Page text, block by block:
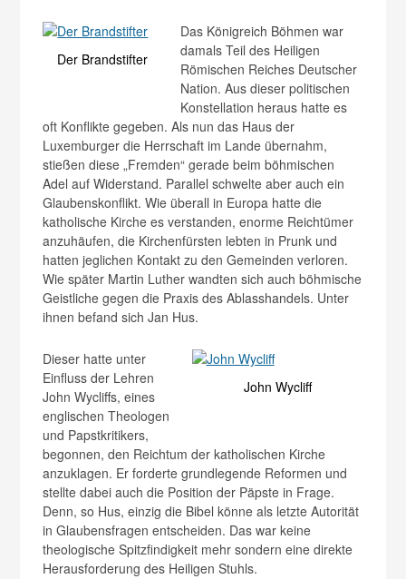
Der Brandstifter
Das Königreich Böhmen war
damals Teil des Heiligen
Römischen Reiches Deutscher
Nation. Aus dieser politischen
Konstellation heraus hatte es
oft Konflikte gegeben. Als nun das Haus der
Luxemburger die Herrschaft im Lande übernahm,
stießen diese „Fremden“ gerade beim böhmischen
Adel auf Widerstand. Parallel schwelte aber auch ein
Glaubenskonflikt. Wie überall in Europa hatte die
katholische Kirche es verstanden, enorme Reichtümer
anzuhäufen, die Kirchenfürsten lebten in Prunk und
hatten jeglichen Kontakt zu den Gemeinden verloren.
Wie später Martin Luther wandten sich auch böhmische
Geistliche gegen die Praxis des Ablasshandels. Unter
ihnen befand sich Jan Hus.
John Wycliff
Dieser hatte unter
Einfluss der Lehren
John Wycliffs, eines
englischen Theologen
und Papstkritikers,
begonnen, den Reichtum der katholischen Kirche
anzuklagen. Er forderte grundlegende Reformen und
stellte dabei auch die Position der Päpste in Frage.
Denn, so Hus, einzig die Bibel könne als letzte Autorität
in Glaubensfragen entscheiden. Das war keine
theologische Spitzfindigkeit mehr sondern eine direkte
Herausforderung des Heiligen Stuhls.